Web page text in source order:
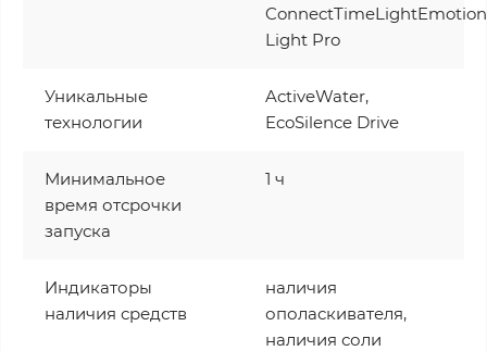
ConnectTimeLightEmotion
Light Pro
Уникальные
технологии
ActiveWater,
EcoSilence Drive
Минимальное
время отсрочки
запуска
1 ч
Индикаторы
наличия средств
наличия
ополаскивателя,
наличия соли